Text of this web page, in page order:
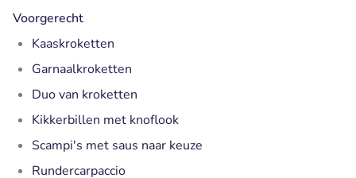
Voorgerecht
Kaaskroketten
Garnaalkroketten
Duo van kroketten
Kikkerbillen met knoflook
Scampi's met saus naar keuze
Rundercarpaccio